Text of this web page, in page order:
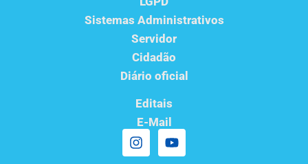
Sistemas Administrativos
Servidor
Cidadão
Diário oficial
Editais
E-Mail